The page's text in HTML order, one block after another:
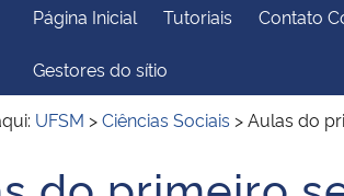
Meio Ambiente
Institucional
Página Inicial Tutoriais Contato
Gestores do sítio
UFSM >Ciências Sociais >Aulas do